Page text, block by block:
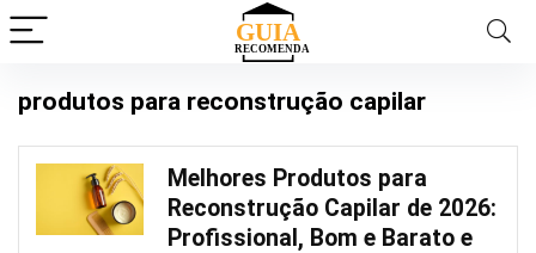
produtos para reconstrução capilar
Melhores Produtos para
Reconstrução Capilar de 2026:
Profissional, Bom e Barato e